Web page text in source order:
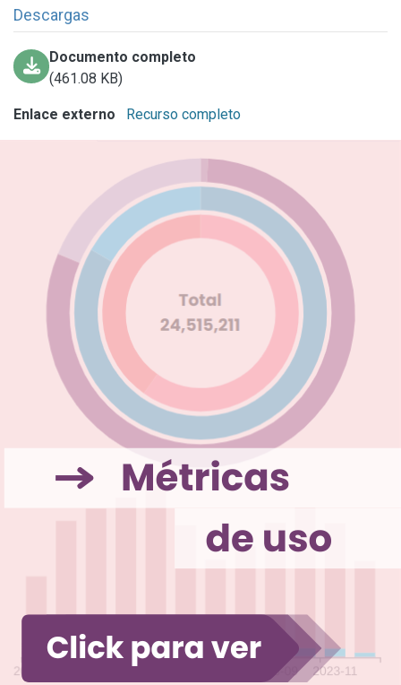
Descargas
Documento completo
(461.08 KB)
Enlace externo Recurso completo